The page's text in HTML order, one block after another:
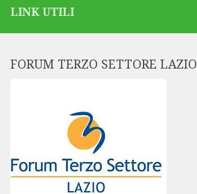
LINK UTILI
FORUM TERZO SETTORE LAZIO